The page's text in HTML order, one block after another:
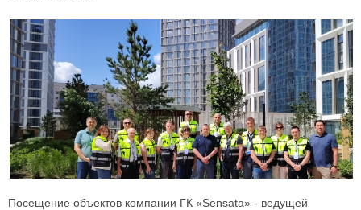
Посещение объектов компании ГК «Sensata» - ведущей